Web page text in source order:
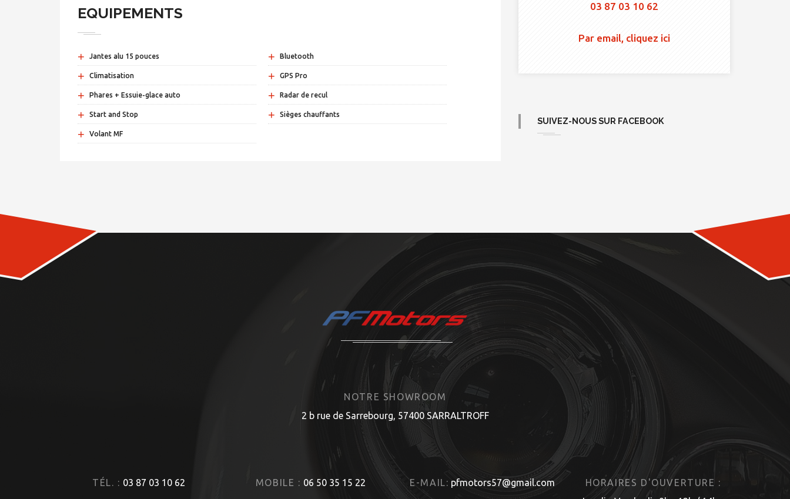
EQUIPEMENTS
+ Jantes alu 15 pouces + Bluetooth
+ Climatisation + GPS Pro
+ Phares + Essuie-glace auto + Radar de recul
+ Start and Stop + Sièges chauffants
+ Volant MF
03 87 03 10 62
Par email, cliquez ici
SUIVEZ-NOUS SUR FACEBOOK
NOTRE SHOWROOM
2 b rue de Sarrebourg, 57400 SARRALTROFF
TÉL. : 03 87 03 10 62 MOBILE : 06 50 35 15 22 E-MAIL: pfmotors57@gmail.com
HORAIRES D'OUVERTURE :